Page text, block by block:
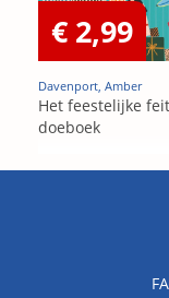
€ 2,99
Davenport, Amber
Het feestelijke
doeboek